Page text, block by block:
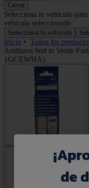
Cerrar
Selecciona tu vehículo
vehículo seleccionado
Selecciona tu vehículo
Inicio • Todos los
Arañazos 9ml in Verde
1GCEWHA)
¡
de